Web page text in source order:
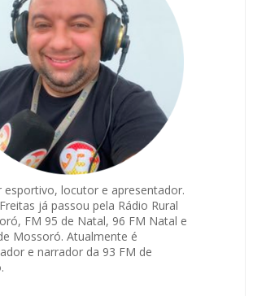
esportivo, locutor e apresentador.
já passou pela Rádio Rural
FM 95 de Natal, 96 FM Natal e
Mossoró. Atualmente é
e narrador da 93 FM de